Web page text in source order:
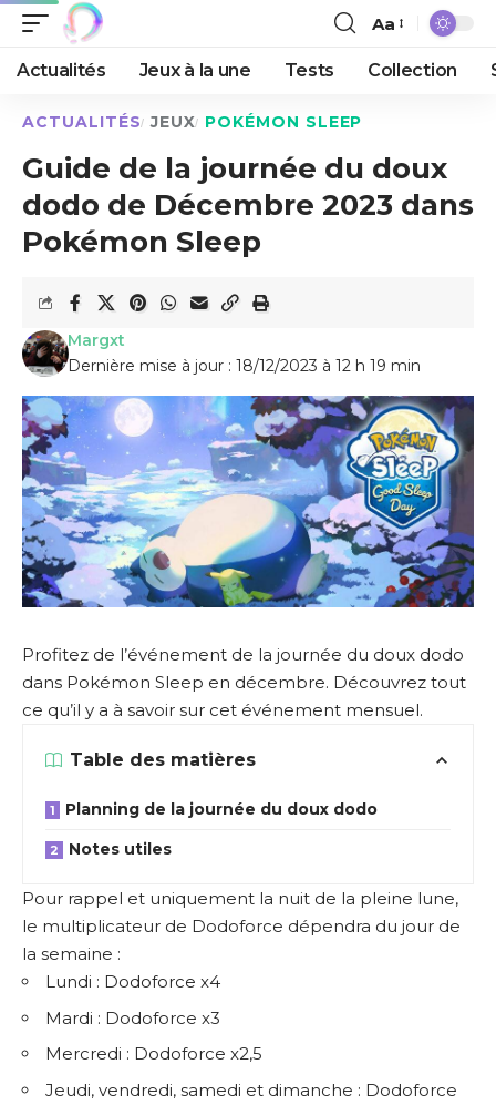
Aa
Actualités Jeux à la une Tests Collection
ACTUALITÉS JEUX POKÉMON SLEEP
Guide de la journée du doux
dodo de Décembre 2023 dans
Pokémon Sleep
Dernière mise à jour : 18/12/2023 à 12 h 19 min
Margxt
Profitez de l’événement de la journée du doux dodo
dans Pokémon Sleep en décembre. Découvrez tout
ce qu’il y a à savoir sur cet événement mensuel.
Table des matières
Planning de la journée du doux dodo
Notes utiles
Pour rappel et uniquement la nuit de la pleine lune,
le multiplicateur de Dodoforce dépendra du jour de
la semaine :
Lundi : Dodoforce x4
Mardi : Dodoforce x3
Mercredi : Dodoforce x2,5
Jeudi, vendredi, samedi et dimanche : Dodoforce